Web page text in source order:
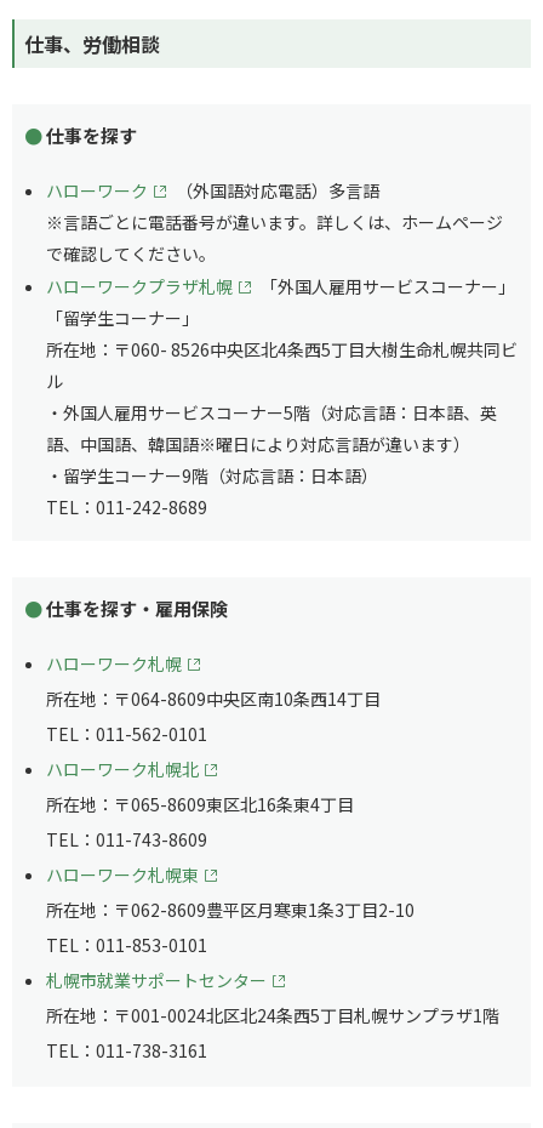
仕事、労働相談
仕事を探す
ハローワーク
（外国語対応電話）多言語
※言語ごとに電話番号が違います。詳しくは、ホームページ
で確認してください。
ハローワークプラザ札幌
「外国人雇用サービスコーナー」
「留学生コーナー」
所在地：〒060- 8526中央区北4条西5丁目大樹生命札幌共同ビ
ル
・外国人雇用サービスコーナー5階（対応言語：日本語、英
語、中国語、韓国語※曜日により対応言語が違います）
・留学生コーナー9階（対応言語：日本語）
TEL：011-242-8689
仕事を探す・雇用保険
ハローワーク札幌
所在地：〒064-8609中央区南10条西14丁目
TEL：011-562-0101
ハローワーク札幌北
所在地：〒065-8609東区北16条東4丁目
TEL：011-743-8609
ハローワーク札幌東
所在地：〒062-8609豊平区月寒東1条3丁目2-10
TEL：011-853-0101
札幌市就業サポートセンター
所在地：〒001-0024北区北24条西5丁目札幌サンプラザ1階
TEL：011-738-3161